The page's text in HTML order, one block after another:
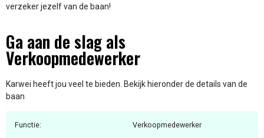
verzeker jezelf van de baan!
Ga aan de slag als
Verkoopmedewerker
Karwei heeft jou veel te bieden. Bekijk hieronder de details van de
baan
Functie: Verkoopmedewerker